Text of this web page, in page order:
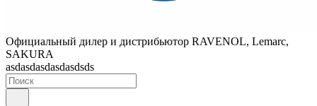
Официальный дилер и дистрибьютор RAVENOL, Lemarc,
SAKURA
asdasdasdasdasdsds